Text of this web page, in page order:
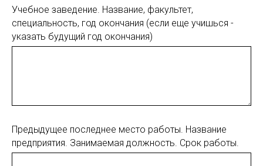
Учебное заведение. Название, факультет,
специальность, год окончания (если еще учишься -
указать будущий год окончания)
Предыдущее последнее место работы. Название
предприятия. Занимаемая должность. Срок работы.